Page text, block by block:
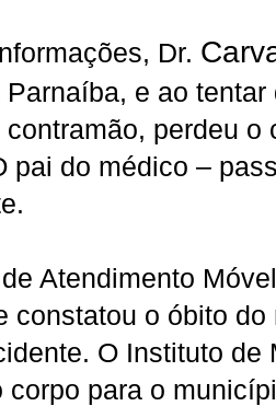
Dr.
Parnaíba, e ao
perdeu o
pai do médico –
Atendimento
constatou o óbito
O Instituto de
corpo para o